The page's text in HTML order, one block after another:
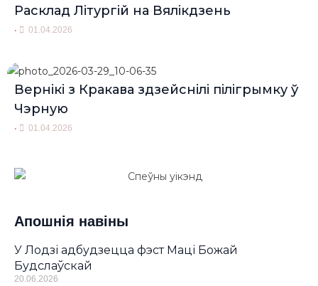
Расклад Літургій на Вялікдзень
• 01.04.2026
Вернікі з Кракава здзейснілі пілігрымку ў
Чэрную
• 01.04.2026
Апошнія навіны
У Лодзі адбудзецца фэст Маці Божай
Будслаўскай
20.06.2026